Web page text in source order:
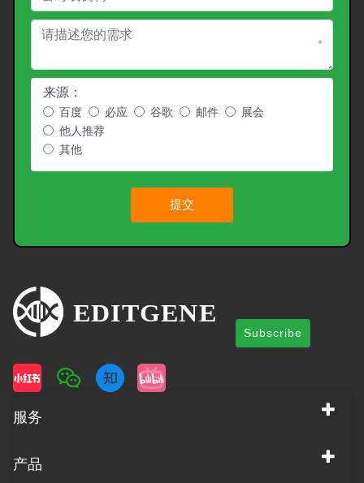
*
来源：
百度 必应 谷歌 邮件
展会
他人推荐
其他
提交
Subscribe
服务
产品